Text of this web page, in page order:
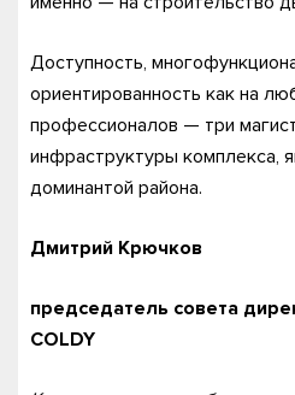
Доступность,
ориентированность как на
профессионалов — три
инфраструктуры комплекса,
доминантой района.
Дмитрий Крючков
председатель совета
COLDY